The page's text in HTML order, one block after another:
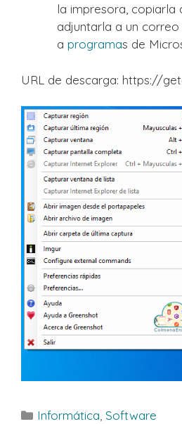
la impresora, copiarla
adjuntarla a un
a programas de
URL de descarga: https://
Categorías
Informática, Software